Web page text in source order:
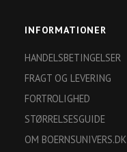
INFORMATIONER
HANDELSBETINGELSER
FRAGT OG LEVERING
FORTROLIGHED
STØRRELSESGUIDE
OM BOERNSUNIVERS.DK